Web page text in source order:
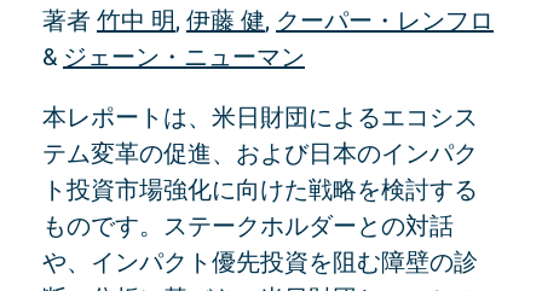
著者 竹中 明, 伊藤 健, クーパー・レンフロ
& ジェーン・ニューマン
本レポートは、米日財団によるエコシス
テム変革の促進、および日本のインパク
ト投資市場強化に向けた戦略を検討する
ものです。ステークホルダーとの対話
や、インパクト優先投資を阻む障壁の診